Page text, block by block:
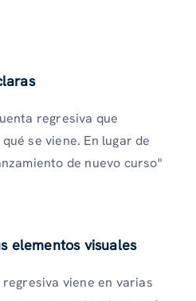
regresiva que
se viene. En lugar de
de nuevo curso"
elementos visuales
viene en varias